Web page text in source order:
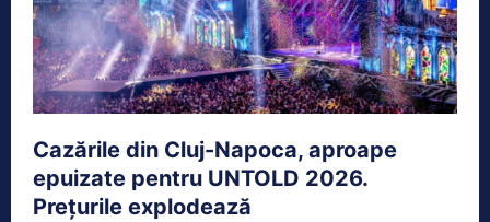
Cazările din Cluj-Napoca, aproape
epuizate pentru UNTOLD 2026.
Prețurile explodează